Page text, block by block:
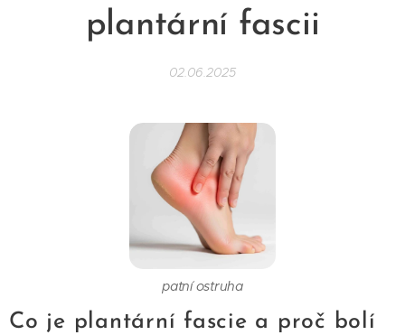
plantární fascii
02.06.2025
patní ostruha
Co je plantární fascie a proč bolí